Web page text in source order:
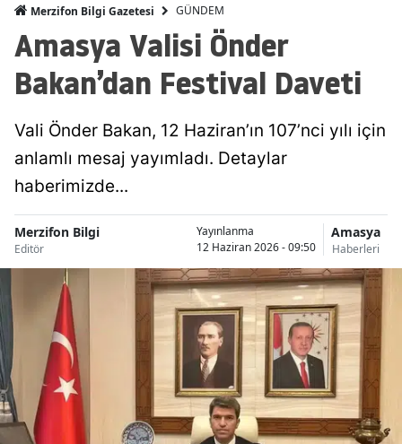
Merzifon Bilgi Gazetesi GÜNDEM
Amasya Valisi Önder
Bakan’dan Festival Daveti
Vali Önder Bakan, 12 Haziran’ın 107’nci yılı için
anlamlı mesaj yayımladı. Detaylar
haberimizde...
Merzifon Bilgi
Editör
Yayınlanma
12 Haziran 2026 - 09:50
Amasya
Haberleri